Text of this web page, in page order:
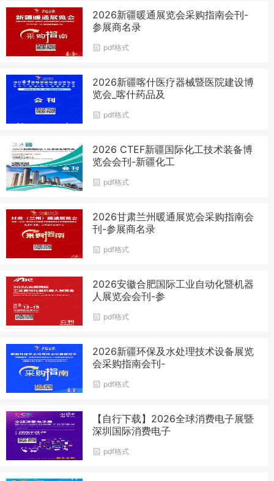
2026新疆暖通展览会采购指南会刊-
参展商名录
pdf格式
2026新疆喀什医疗器械暨医院建设博
览会_喀什药品及
pdf格式
2026 CTEF新疆国际化工技术装备博
览会会刊-新疆化工
pdf格式
2026甘肃兰州暖通展览会采购指南会
刊-参展商名录
pdf格式
2026安徽合肥国际工业自动化暨机器
人展览会会刊-参
pdf格式
2026新疆环保及水处理技术设备展览
会采购指南会刊-
pdf格式
【自行下载】2026全球消费电子展暨
深圳国际消费电子
pdf格式